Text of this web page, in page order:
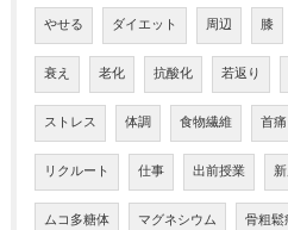
やせる ダイエット 周辺 膝
衰え 老化 抗酸化 若返り
ストレス 体調 食物繊維 首痛
リクルート 仕事 出前授業
ムコ多糖体 マグネシウム 骨粗鬆